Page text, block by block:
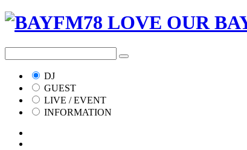
DJ
GUEST
LIVE / EVENT
INFORMATION